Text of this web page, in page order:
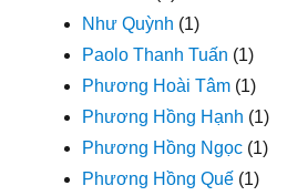
Như Quỳnh (1)
Paolo Thanh Tuấn (1)
Phương Hoài Tâm (1)
Phương Hồng Hạnh (1)
Phương Hồng Ngọc (1)
Phương Hồng Quế (1)